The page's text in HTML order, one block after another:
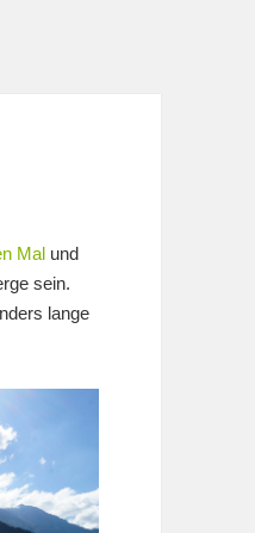
Malund
sein.
lange